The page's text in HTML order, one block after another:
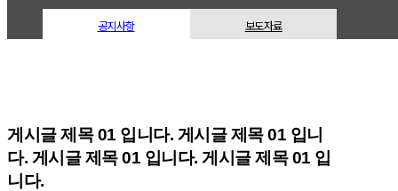
공지사항 보도자료
게시글 제목 01 입니다. 게시글 제목 01 입니
다. 게시글 제목 01 입니다. 게시글 제목 01 입
니다.